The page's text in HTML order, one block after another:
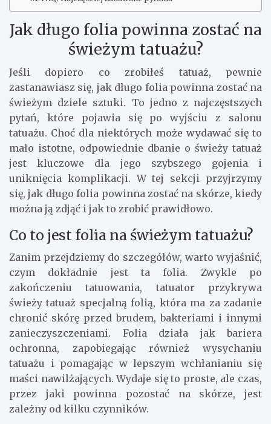
Jak długo folia powinna zostać na
świeżym tatuażu?
Jeśli dopiero co zrobiłeś tatuaż, pewnie
zastanawiasz się, jak długo folia powinna zostać na
świeżym dziele sztuki. To jedno z najczęstszych
pytań, które pojawia się po wyjściu z salonu
tatuażu. Choć dla niektórych może wydawać się to
mało istotne, odpowiednie dbanie o świeży tatuaż
jest kluczowe dla jego szybszego gojenia i
uniknięcia komplikacji. W tej sekcji przyjrzymy
się, jak długo folia powinna zostać na skórze, kiedy
można ją zdjąć i jak to zrobić prawidłowo.
Co to jest folia na świeżym tatuażu?
Zanim przejdziemy do szczegółów, warto wyjaśnić,
czym dokładnie jest ta folia. Zwykle po
zakończeniu tatuowania, tatuator przykrywa
świeży tatuaż specjalną folią, która ma za zadanie
chronić skórę przed brudem, bakteriami i innymi
zanieczyszczeniami. Folia działa jak bariera
ochronna, zapobiegając również wysychaniu
tatuażu i pomagając w lepszym wchłanianiu się
maści nawilżających. Wydaje się to proste, ale czas,
przez jaki powinna pozostać na skórze, jest
zależny od kilku czynników.